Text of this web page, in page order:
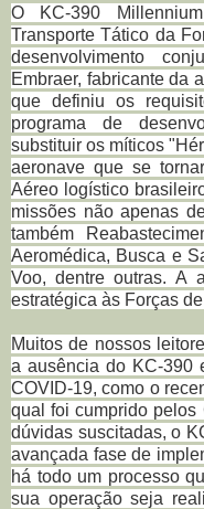
O KC-390
Transporte Tático da
desenvolvimento
Embraer, fabricante da
que definiu os
programa de
substituir os míticos
aeronave que se
Aéreo logístico
missões não apenas
também
Aeromédica, Busca e
Voo, dentre outras. A
estratégica às Forças
Muitos de nossos
a ausência do KC-390
COVID-19, como o
qual foi cumprido pelos
dúvidas suscitadas, o
avançada fase de
há todo um processo
sua operação seja